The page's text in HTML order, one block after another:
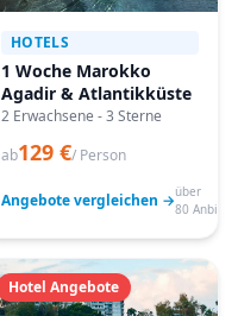
HOTELS
1 Woche Marokko
Agadir & Atlantikküste
2 Erwachsene - 3 Sterne
ab129 €/ Person
Angebote vergleichen →über
80
Hotel Angebote